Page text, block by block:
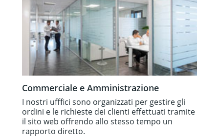
Commerciale e Amministrazione
I nostri ufffici sono organizzati per gestire gli
ordini e le richieste dei clienti effettuati tramite
il sito web offrendo allo stesso tempo un
rapporto diretto.